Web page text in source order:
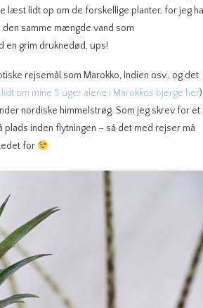
læst lidt op om de forskellige planter, for jeg
den samme mængde vand som
en grim druknedød, ups!
rejsemål som Marokko, Indien osv., og det
om mine 5 uger alene i Marokkos bjerge her
nordiske himmelstrøg. Som jeg skrev for et
plads inden flytningen – så det med rejser må
for